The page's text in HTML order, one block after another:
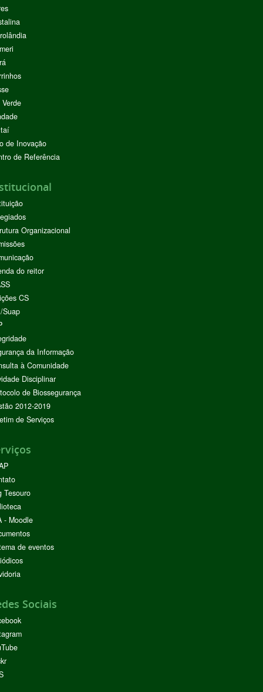
de Inovação
de Referência
Organizacional
do reitor
CS
Suap
da Informação
à Comunidade
Disciplinar
de Biossegurança
2012-2019
de Serviços
Tesouro
- Moodle
de eventos
Sociais